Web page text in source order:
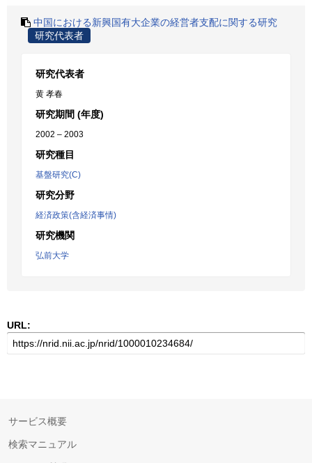
中国における新興国有大企業の経営者支配に関する研究
研究代表者
研究代表者
黄 孝春
研究期間 (年度)
2002 – 2003
研究種目
基盤研究(C)
研究分野
経済政策(含経済事情)
研究機関
弘前大学
URL:
サービス概要
検索マニュアル